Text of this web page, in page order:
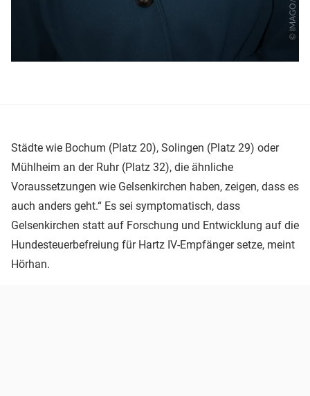
Städte wie Bochum (Platz 20), Solingen (Platz 29) oder
Mühlheim an der Ruhr (Platz 32), die ähnliche
Voraussetzungen wie Gelsenkirchen haben, zeigen, dass es
auch anders geht.“ Es sei symptomatisch, dass
Gelsenkirchen statt auf Forschung und Entwicklung auf die
Hundesteuerbefreiung für Hartz IV-Empfänger setze, meint
Hörhan.